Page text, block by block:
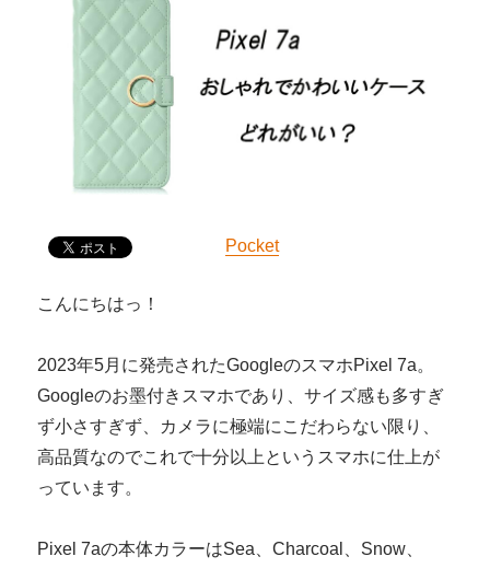
Pocket
こんにちはっ！
2023年5月に発売されたGoogleのスマホPixel 7a。
Googleのお墨付きスマホであり、サイズ感も多すぎ
ず小さすぎず、カメラに極端にこだわらない限り、
高品質なのでこれで十分以上というスマホに仕上が
っています。
Pixel 7aの本体カラーはSea、Charcoal、Snow、